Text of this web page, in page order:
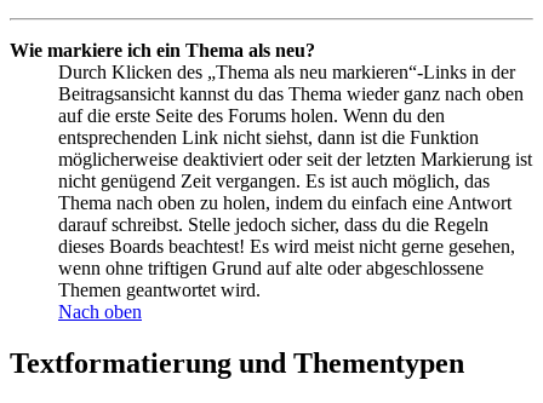
Wie markiere ich ein Thema als neu?
Durch Klicken des „Thema als neu markieren“-Links in der
Beitragsansicht kannst du das Thema wieder ganz nach oben
auf die erste Seite des Forums holen. Wenn du den
entsprechenden Link nicht siehst, dann ist die Funktion
möglicherweise deaktiviert oder seit der letzten Markierung ist
nicht genügend Zeit vergangen. Es ist auch möglich, das
Thema nach oben zu holen, indem du einfach eine Antwort
darauf schreibst. Stelle jedoch sicher, dass du die Regeln
dieses Boards beachtest! Es wird meist nicht gerne gesehen,
wenn ohne triftigen Grund auf alte oder abgeschlossene
Themen geantwortet wird.
Nach oben
Textformatierung und Thementypen